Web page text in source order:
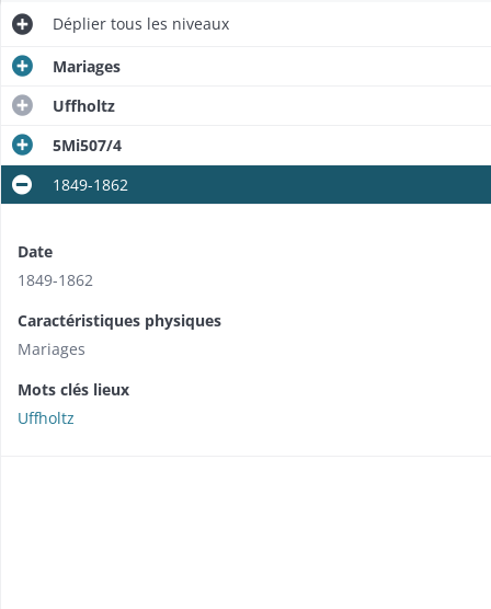
Déplier tous les niveaux
Mariages
Uffholtz
5Mi507/4
1849-1862
Date
1849-1862
Caractéristiques physiques
Mariages
Mots clés lieux
Uffholtz